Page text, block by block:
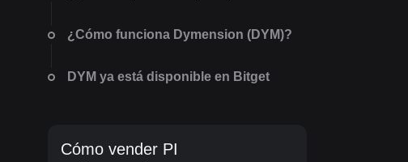
¿Cómo funciona Dymension (DYM)?
DYM ya está disponible en Bitget
Cómo vender PI